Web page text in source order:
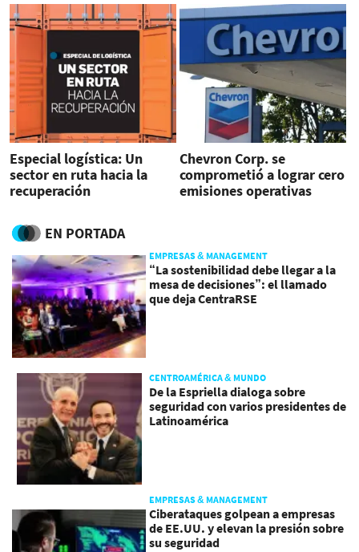
Especial logística: Un
sector en ruta hacia la
recuperación
Chevron Corp. se
comprometió a lograr cero
emisiones operativas
EN PORTADA
EMPRESAS & MANAGEMENT
“La sostenibilidad debe llegar a la
mesa de decisiones”: el llamado
que deja CentraRSE
CENTROAMÉRICA & MUNDO
De la Espriella dialoga sobre
seguridad con varios presidentes de
Latinoamérica
EMPRESAS & MANAGEMENT
Ciberataques golpean a empresas
de EE.UU. y elevan la presión sobre
su seguridad